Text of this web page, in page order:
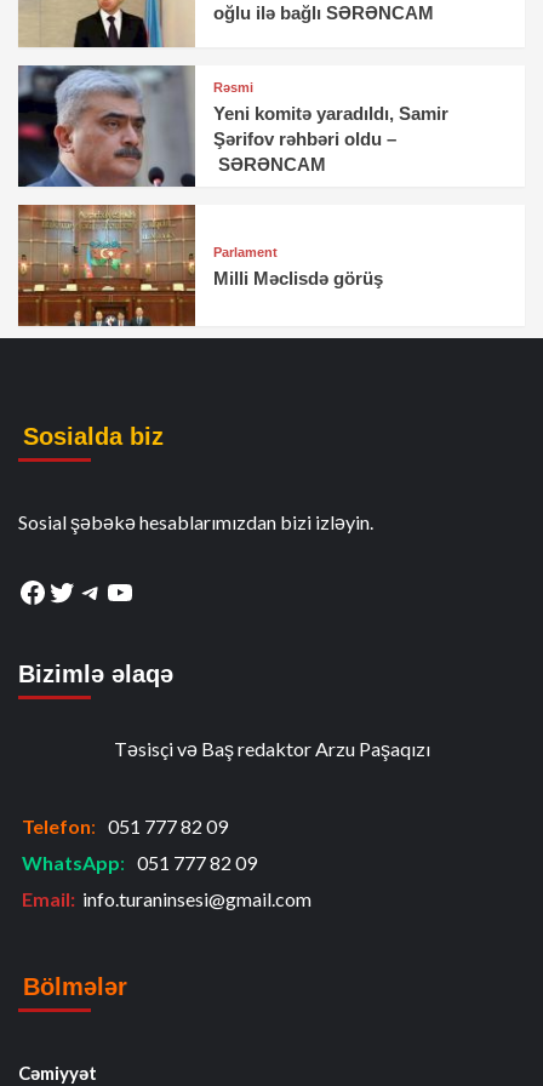
oğlu ilə bağlı SƏRƏNCAM
Rəsmi
Yeni komitə yaradıldı, Samir
Şərifov rəhbəri oldu –
SƏRƏNCAM
Parlament
Milli Məclisdə görüş
Sosialda biz
Sosial şəbəkə hesablarımızdan bizi izləyin.
Facebook
Twitter
Telegram
YouTube
Bizimlə əlaqə
Təsisçi və Baş redaktor Arzu Paşaqızı
Telefon: 051 777 82 09
WhatsApp: 051 777 82 09
Email: info.turaninsesi@gmail.com
Bölmələr
Cəmiyyət